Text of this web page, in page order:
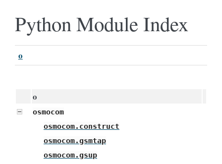
Python Module Index
o
o
osmocom
osmocom.construct
osmocom.gsmtap
osmocom.gsup